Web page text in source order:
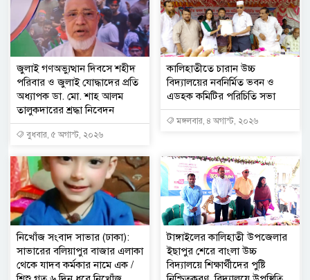
জুলাই গণঅভ্যুত্থান দিবসে শহীদ
পরিবার ও জুলাই যোদ্ধাদের প্রতি
অধ্যাপক ডা. মো. শাহ আলম
তালুকদারের শ্রদ্ধা নিবেদন
বুধবার, ৫ অগাস্ট, ২০২৬
কালিহাতীতে চারান উচ্চ
বিদ্যালয়ের নবনির্মিত ভবন ও
এডহক কমিটির পরিচিতি সভা
মঙ্গলবার, ৪ অগাস্ট, ২০২৬
নিখোঁজ সংবাদ সাভার (ঢাকা):
সাভারের বলিয়াপুর বাজার এলাকা
থেকে যাদব কর্মকার নামে এক /
টাঙ্গাইলের কালিহাতী উপজেলার
ইছাপুর শেরে বাংলা উচ্চ
বিদ্যালয়ে শিক্ষার্থীদের পুষ্টি